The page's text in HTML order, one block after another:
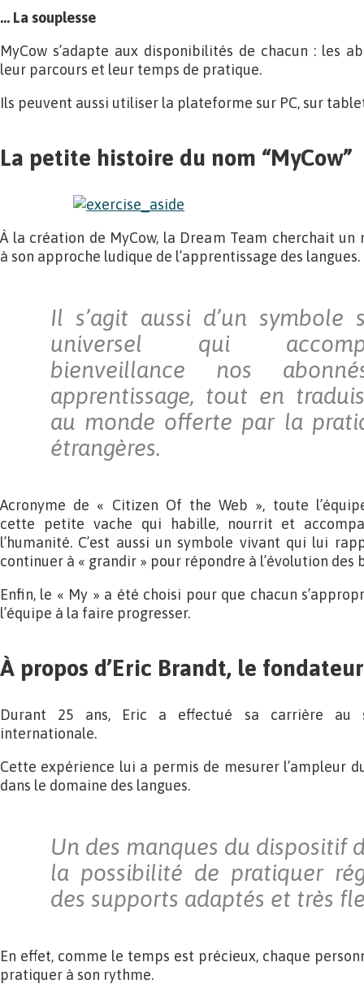
… La souplesse
MyCow s’adapte aux disponibilités de chacun : les
leur parcours et leur temps de pratique.
Ils peuvent aussi utiliser la plateforme sur PC, sur
La petite histoire du nom “MyCow”
À la création de MyCow, la Dream Team cherchait
à son approche ludique de l’apprentissage des langues.
Il s’agit aussi d’un symbole
universel qui
bienveillance nos
apprentissage, tout en
au monde offerte par la
étrangères.
Acronyme de « Citizen Of the Web », toute
cette petite vache qui habille, nourrit et
l’humanité. C’est aussi un symbole vivant qui lui
continuer à « grandir » pour répondre à l’évolution des
Enfin, le « My » a été choisi pour que chacun
l’équipe à la faire progresser.
À propos d’Eric Brandt, le fondateur
Durant 25 ans, Eric a effectué sa carrière au
internationale.
Cette expérience lui a permis de mesurer l’ampleur
dans le domaine des langues.
Un des manques du dispositif
la possibilité de pratiquer
des supports adaptés et très
En effet, comme le temps est précieux, chaque
pratiquer à son rythme.